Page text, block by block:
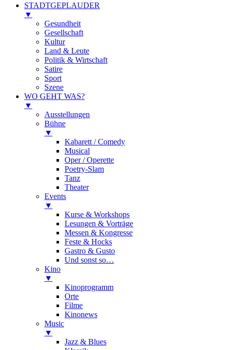
STADTGEPLAUDER
▼
Gesundheit
Gesellschaft
Kultur
Land & Leute
Politik & Wirtschaft
Satire
Sport
Szene
WO GEHT WAS?
▼
Ausstellungen
Bühne
▼
Kabarett / Comedy
Musical
Oper / Operette
Poetry-Slam
Tanz
Theater
Events
▼
Kurse & Workshops
Lesungen & Vorträge
Messen & Kongresse
Feste & Hocks
Gastro & Gusto
Und sonst so…
Kino
▼
Kinoprogramm
Orte
Filme
Kinonews
Music
▼
Jazz & Blues